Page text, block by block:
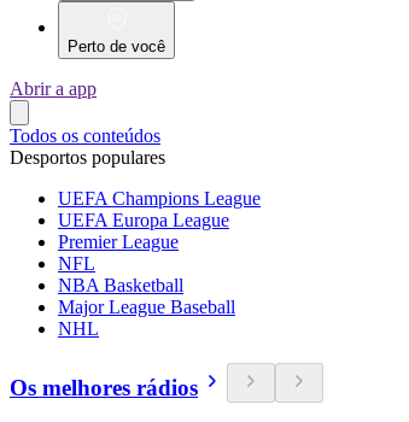
Perto de você
Abrir a app
Todos os conteúdos
Desportos populares
UEFA Champions League
UEFA Europa League
Premier League
NFL
NBA Basketball
Major League Baseball
NHL
Os melhores rádios